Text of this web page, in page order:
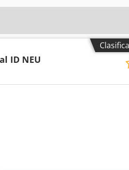
ID NEU